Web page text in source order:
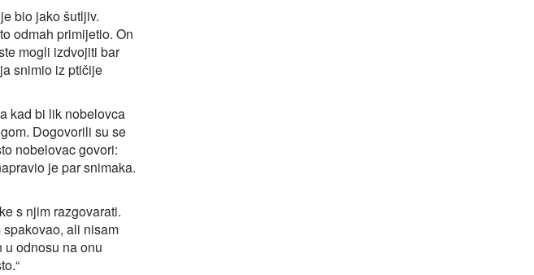
bio jako šutljiv.
odmah primijetio. On
mogli izdvojiti bar
snimio iz ptičije
kad bi lik nobelovca
Dogovorili su se
nobelovac govori:
je par snimaka.
s njim razgovarati.
spakovao, ali nisam
odnosu na onu